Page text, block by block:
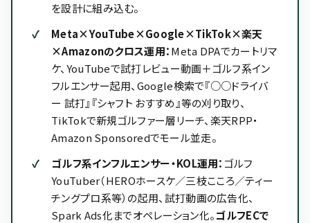
を設計に組み込む。
Meta×YouTube×Google×TikTok×楽天
×Amazonのクロス運用：Meta DPAでカートリマ
ケ、YouTubeで試打レビュー動画＋ゴルフ系イン
フルエンサー起用、Google検索で『○○ドライバ
ー 試打』『シャフト おすすめ』等の刈り取り、
TikTokで新規ゴルファー層リーチ、楽天RPP・
Amazon Sponsoredでモール並走。
ゴルフ系インフルエンサー・KOL運用： ゴルフ
YouTuber（HEROホースケ／三枝こころ／ティー
チングプロ系等）の起用、試打動画の広告化、
Spark Ads化までオペレーション化。ゴルフECで